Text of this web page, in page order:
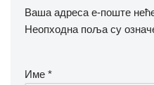
Ваша адреса е-поште
Неопходна поља су
Име *